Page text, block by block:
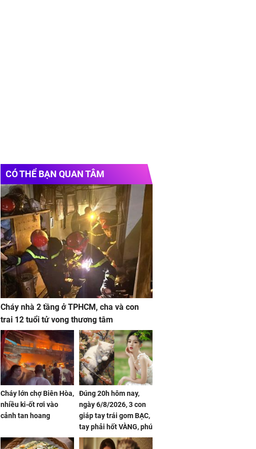
CÓ THỂ BẠN QUAN TÂM
Cháy nhà 2 tầng ở TPHCM, cha và con
trai 12 tuổi tử vong thương tâm
Cháy lớn chợ Biên Hòa,
nhiều ki-ốt rơi vào
cảnh tan hoang
Đúng 20h hôm nay,
ngày 6/8/2026, 3 con
giáp tay trái gom BẠC,
tay phải hốt VÀNG, phú
quý ngập nhà, của cải